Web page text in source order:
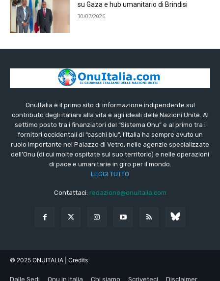
su Gaza e hub umanitario di Brindisi
30/07/2026
OnuItalia è il primo sito di informazione indipendente sul
contributo degli italiani alla vita e agli ideali delle Nazioni Unite. Al
settimo posto tra i finanziatori del “Sistema Onu” e al primo tra i
fornitori occidentali di “caschi blu”, l’Italia ha sempre avuto un
ruolo importante nel Palazzo di Vetro, nelle agenzie specializzate
dell’Onu (di cui molte ospitate sul suo territorio) e nelle operazioni
di pace e umanitarie in giro per il mondo.
LEGGI TUTTO
Contattaci: redazione@onuitalia.com
© 2025 ONUITALIA | Credits
Dalle Sedi Onu in Italia Chi siamo Scriveteci Disclaimer